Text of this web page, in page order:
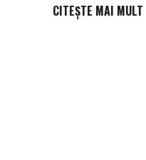
CITEȘTE MAI MULT